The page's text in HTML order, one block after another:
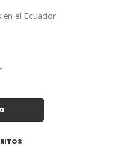
el Ecuador